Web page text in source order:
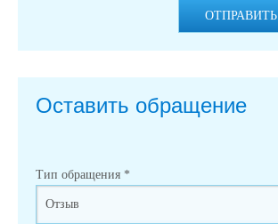
ОТПРАВИТЬ
Оставить обращение
Тип обращения *